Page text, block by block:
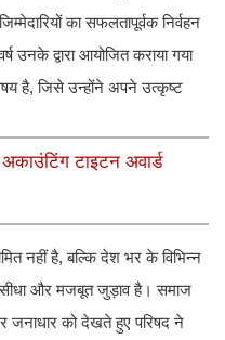
का सफलतापूर्वक निर्वहन
उनके द्वारा आयोजित कराया गया
है, जिसे उन्होंने अपने उत्कृष्ट
टाइटन अवार्ड
नहीं है, बल्कि देश भर के विभिन्न
सीधा और मजबूत जुड़ाव है। समाज
जनाधार को देखते हुए परिषद ने